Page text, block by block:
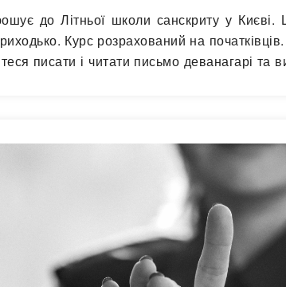
до Літньої школи санскриту у
Курс розрахований на
писати і читати письмо деванагарі та